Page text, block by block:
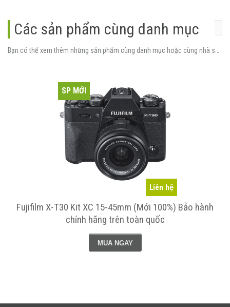
Các sản phẩm cùng danh mục
Liên hệ
SP MỚI
Fujifilm X-T30 Kit XC 15-45mm (Mới 100%) Bảo hành
chính hãng trên toàn quốc
MUA NGAY